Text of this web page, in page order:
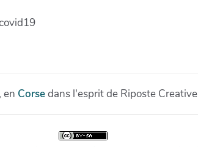
, en Corsedans l'esprit de Riposte Creative